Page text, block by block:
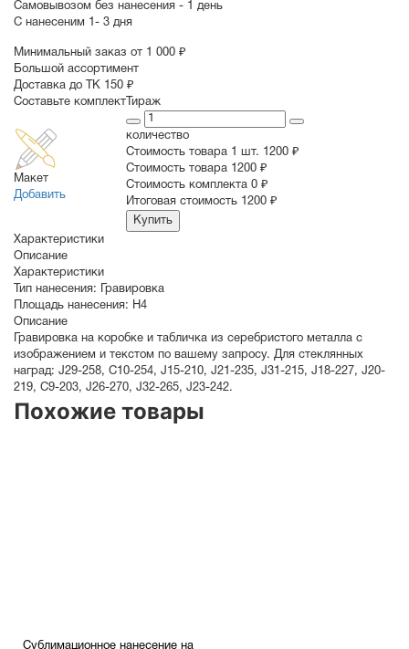
Самовывозом без нанесения - 1 день
С нанесеним 1- 3 дня
Минимальный заказ от 1 000 ₽
Большой ассортимент
Доставка до ТК 150 ₽
Составьте комплект
Макет
Добавить
Тираж
количество
Стоимость товара 1 шт. 1200 ₽
Cтоимость товара 1200 ₽
Стоимость комплекта 0 ₽
Итоговая стоимость 1200 ₽
Купить
Характеристики
Описание
Характеристики
Тип нанесения:
Гравировка
Площадь нанесения: Н4
Описание
Гравировка на коробке и табличка из серебристого металла с
изображением и текстом по вашему запросу. Для стеклянных
наград: J29-258, C10-254, J15-210, J21-235, J31-215, J18-227, J20-
219, C9-203, J26-270, J32-265, J23-242.
Похожие товары
Сублимационное нанесение на